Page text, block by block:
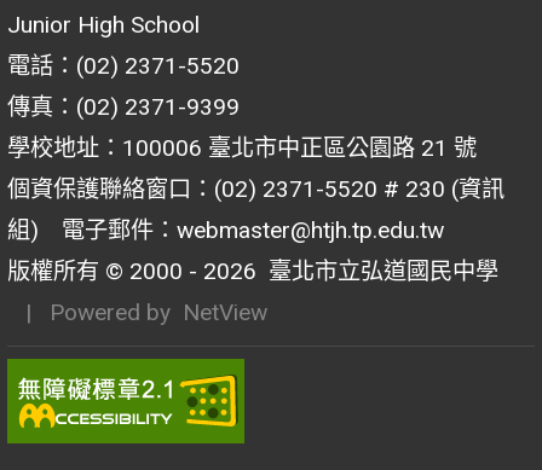
Junior High School
電話：(02) 2371-5520
傳真：(02) 2371-9399
學校地址：100006 臺北市中正區公園路 21 號
個資保護聯絡窗口：(02) 2371-5520 # 230 (資訊
組) 電子郵件：webmaster@htjh.tp.edu.tw
版權所有 © 2000 - 2026 臺北市立弘道國民中學
| Powered by NetView